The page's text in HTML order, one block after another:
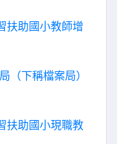
扶助國小教師增
（下稱檔案局）
扶助國小現職教